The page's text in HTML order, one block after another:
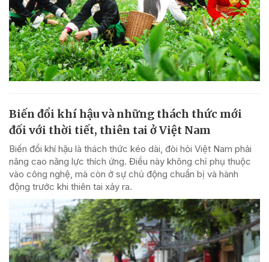
Biến đổi khí hậu và những thách thức mới
đối với thời tiết, thiên tai ở Việt Nam
Biến đổi khí hậu là thách thức kéo dài, đòi hỏi Việt Nam phải
nâng cao năng lực thích ứng. Điều này không chỉ phụ thuộc
vào công nghệ, mà còn ở sự chủ động chuẩn bị và hành
động trước khi thiên tai xảy ra.